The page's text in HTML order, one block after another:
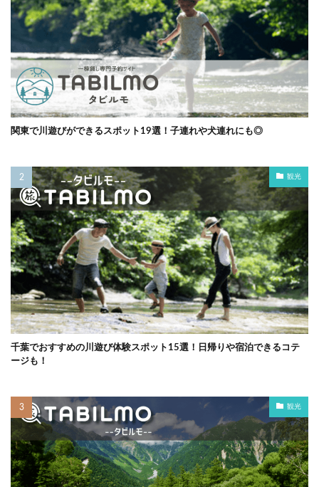
関東で川遊びができるスポット19選！子連れや犬連れにも◎
観光
千葉でおすすめの川遊び体験スポット15選！日帰りや宿泊できるコテ
ージも！
観光